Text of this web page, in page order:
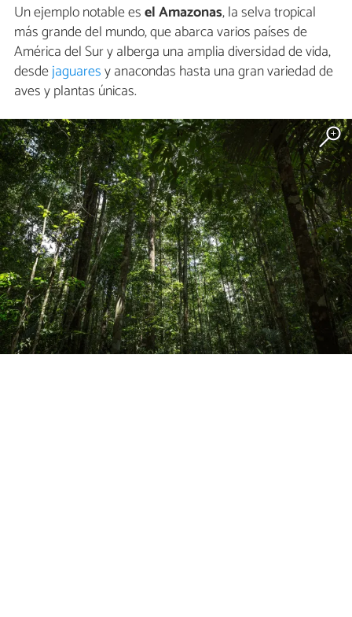
Un ejemplo notable esel Amazonas, la selva tropical
más grande del mundo, que abarca varios países de
América del Sur y alberga una amplia diversidad de vida,
desdejaguaresy anacondas hasta una gran variedad de
aves y plantas únicas.